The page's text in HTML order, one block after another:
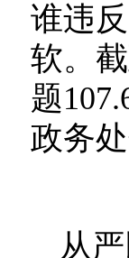
谁违
软。
题
政务
从